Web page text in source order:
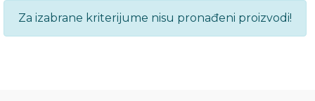
Za izabrane kriterijume nisu pronađeni proizvodi!